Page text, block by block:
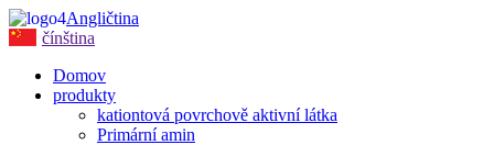
Angličtina
čínština
Domov
produkty
kationtová povrchově aktivní látka
Primární amin